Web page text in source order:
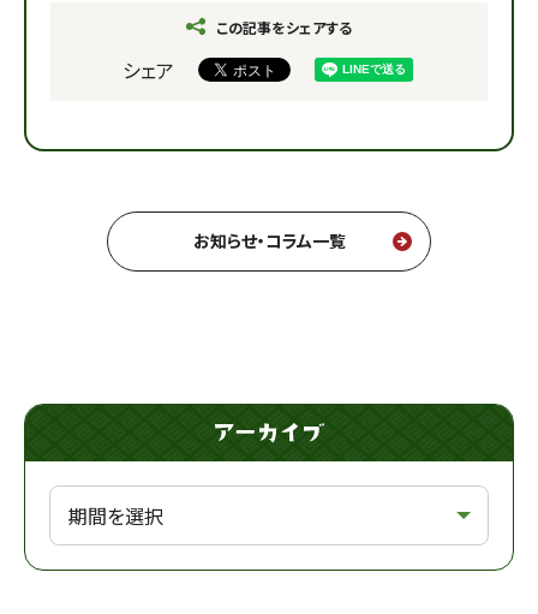
この記事をシェアする
シェア
お知らせ・コラム一覧